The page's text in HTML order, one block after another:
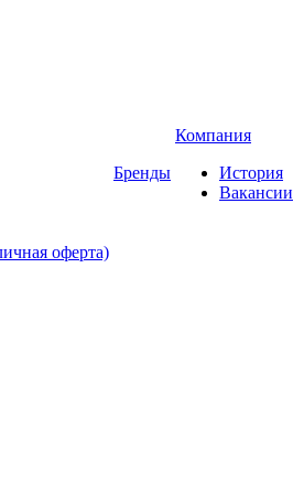
оферта)
Бренды
Компания
История
Вакансии